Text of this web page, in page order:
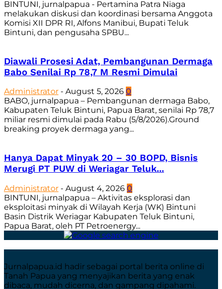
BINTUNI, jurnalpapua - Pertamina Patra Niaga
melakukan diskusi dan koordinasi bersama Anggota
Komisi XII DPR RI, Alfons Manibui, Bupati Teluk
Bintuni, dan pengusaha SPBU...
Diawali Prosesi Adat, Pembangunan Dermaga
Babo Senilai Rp 78,7 M Resmi Dimulai
Administrator - August 5, 2026 0
BABO, jurnalpapua – Pembangunan dermaga Babo,
Kabupaten Teluk Bintuni, Papua Barat, senilai Rp 78,7
miliar resmi dimulai pada Rabu (5/8/2026).Ground
breaking proyek dermaga yang...
Hanya Dapat Minyak 20 – 30 BOPD, Bisnis
Merugi PT PUW di Weriagar Teluk...
Administrator - August 4, 2026 0
BINTUNI, jurnalpapua – Aktivitas eksplorasi dan
eksploitasi minyak di Wilayah Kerja (WK) Bintuni
Basin Distrik Weriagar Kabupaten Teluk Bintuni,
Papua Barat, oleh PT Petroenergy...
Jurnalpapua.id hadir sebagai portal berita online di
Tanah Papua yang menyajikan berita yang enak
dibaca, mudah dicerna, dan gampang dipahami.